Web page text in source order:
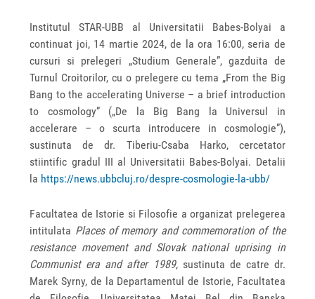
Institutul STAR-UBB al Universitatii Babes-Bolyai a
continuat joi, 14 martie 2024, de la ora 16:00, seria de
cursuri si prelegeri „Studium Generale”, gazduita de
Turnul Croitorilor, cu o prelegere cu tema „From the Big
Bang to the accelerating Universe – a brief introduction
to cosmology” („De la Big Bang la Universul in
accelerare – o scurta introducere in cosmologie”),
sustinuta de dr. Tiberiu-Csaba Harko, cercetator
stiintific gradul III al Universitatii Babes-Bolyai. Detalii
la https://news.ubbcluj.ro/despre-cosmologie-la-ubb/
Facultatea de Istorie si Filosofie a organizat prelegerea
intitulata Places of memory and commemoration of the
resistance movement and Slovak national uprising in
Communist era and after 1989, sustinuta de catre dr.
Marek Syrny, de la Departamentul de Istorie, Facultatea